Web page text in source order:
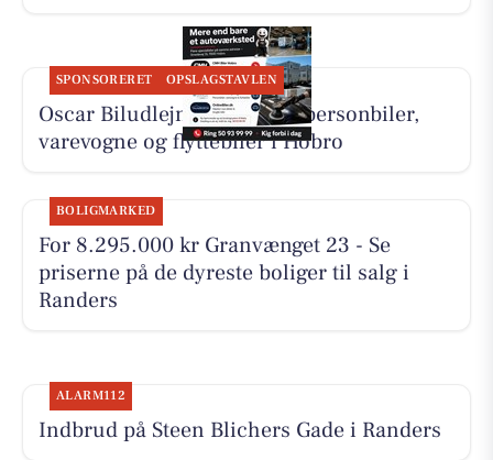
SPONSORERET OPSLAGSTAVLEN
Oscar Biludlejning tilbyder personbiler,
varevogne og flyttebiler i Hobro
BOLIGMARKED
For 8.295.000 kr Granvænget 23 - Se
priserne på de dyreste boliger til salg i
Randers
ALARM112
Indbrud på Steen Blichers Gade i Randers